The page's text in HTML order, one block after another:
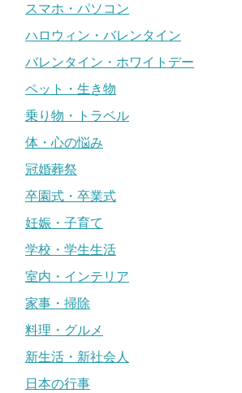
スマホ・パソコン
ハロウィン・バレンタイン
バレンタイン・ホワイトデー
ペット・生き物
乗り物・トラベル
体・心の悩み
冠婚葬祭
卒園式・卒業式
妊娠・子育て
学校・学生生活
室内・インテリア
家事・掃除
料理・グルメ
新生活・新社会人
日本の行事